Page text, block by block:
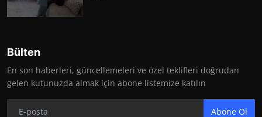
Bülten
En son haberleri, güncellemeleri ve özel teklifleri doğrudan
gelen kutunuzda almak için abone listemize katılın
Abone Ol